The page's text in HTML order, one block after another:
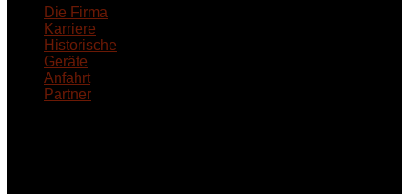
Die Firma
Karriere
Historische
Geräte
Anfahrt
Partner